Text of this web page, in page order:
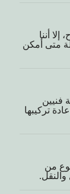
أننا
متى أمكن
فنيين
تركيبها
نوع من
والنقل.